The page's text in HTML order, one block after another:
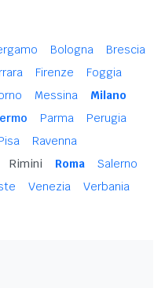
Bologna
Brescia
Firenze
Foggia
Messina
Milano
Parma
Perugia
Ravenna
Rimini Roma
Salerno
Venezia
Verbania